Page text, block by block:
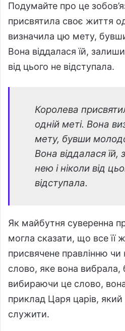
Подумайте про це
присвятила своє життя
визначила цю мету,
Вона віддалася їй,
від цього не відступала.
Королева
одній меті. Вона
мету, бувши
Вона віддалася їй,
нею і ніколи від
відступала.
Як майбутня суверенна
могла сказати, що все її
присвячене правлінню чи
слово, яке вона вибрала,
вибираючи це слово,
приклад Царя царів,
служити.